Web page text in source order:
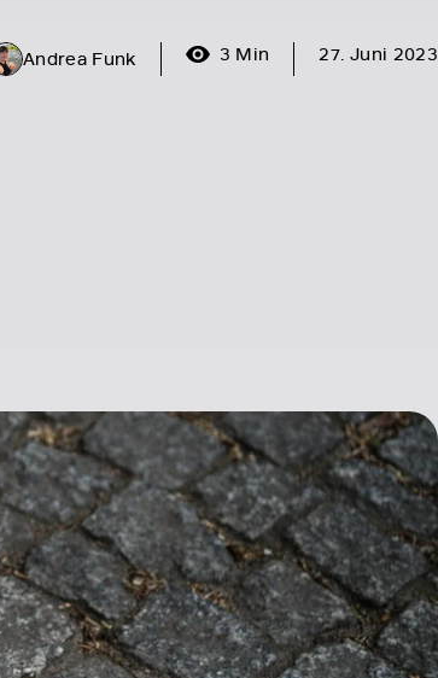
Andrea Funk 3 Min 27. Juni 2023